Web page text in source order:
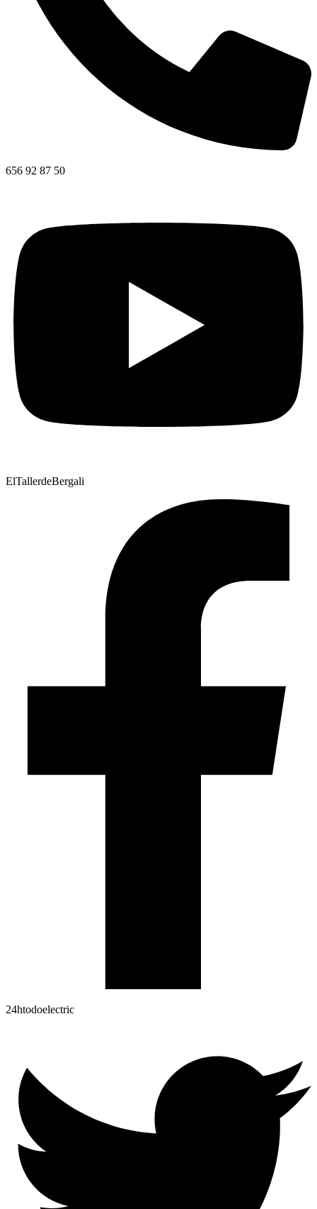
656 92 87 50
ElTallerdeBergali
24htodoelectric